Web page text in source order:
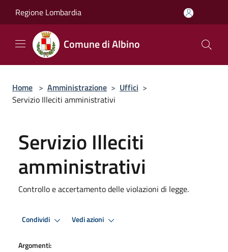
Regione Lombardia
Comune di Albino
Home > Amministrazione > Uffici >
Servizio Illeciti amministrativi
Servizio Illeciti
amministrativi
Controllo e accertamento delle violazioni di legge.
Condividi Vedi azioni
Argomenti: